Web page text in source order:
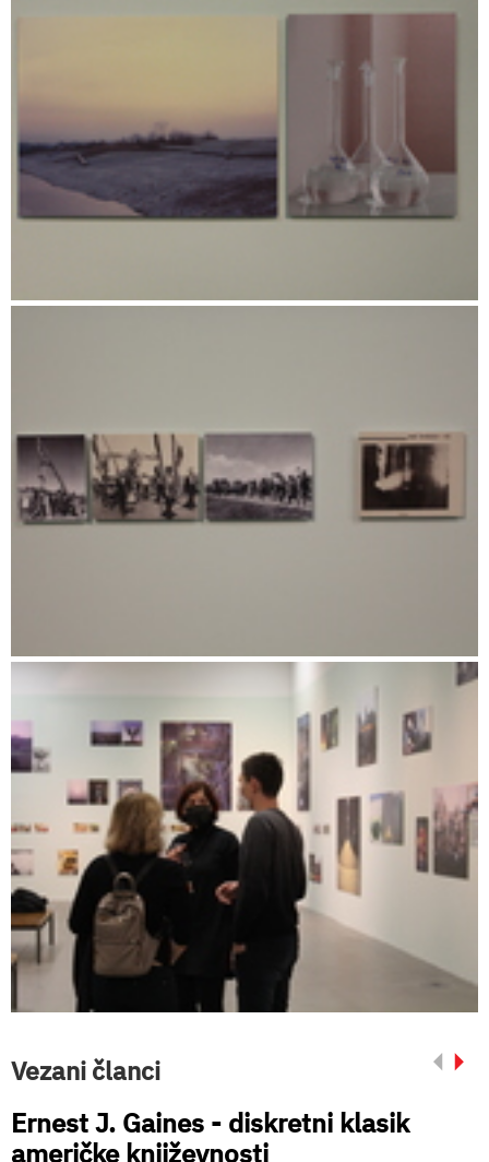
Vezani članci
Ernest J. Gaines - diskretni klasik
američke književnosti